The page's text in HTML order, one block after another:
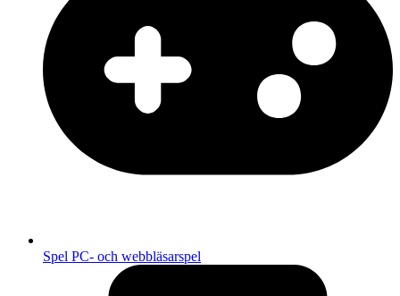
Spel PC- och webbläsarspel